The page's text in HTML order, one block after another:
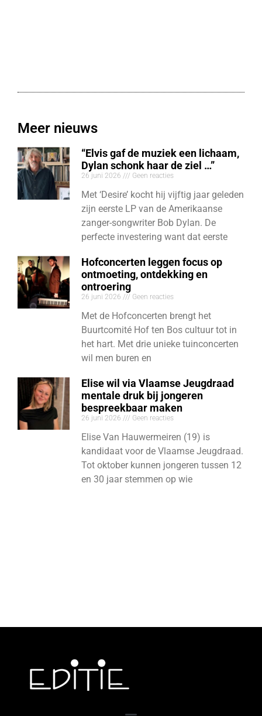
Meer nieuws
“Elvis gaf de muziek een lichaam,
Dylan schonk haar de ziel …”
26 juni 2026 Geen reacties
Met ‘Desire’ kocht hij vijftig jaar geleden
zijn eerste LP van de Amerikaanse
zanger-songwriter Bob Dylan. De
perfecte investering want dat eerste
Hofconcerten leggen focus op
ontmoeting, ontdekking en
ontroering
26 juni 2026 Geen reacties
Met de Hofconcerten brengt het
Buurtcomité Hof ten Bos cultuur tot in
het hart. Met drie unieke tuinconcerten
wil men buren en
Elise wil via Vlaamse Jeugdraad
mentale druk bij jongeren
bespreekbaar maken
26 juni 2026 Geen reacties
Elise Van Hauwermeiren (19) is
kandidaat voor de Vlaamse Jeugdraad.
Tot oktober kunnen jongeren tussen 12
en 30 jaar stemmen op wie